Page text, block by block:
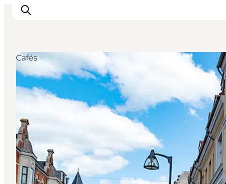
Inspiration
Regionen
Unterkünfte
Reiseplanung
Cafés